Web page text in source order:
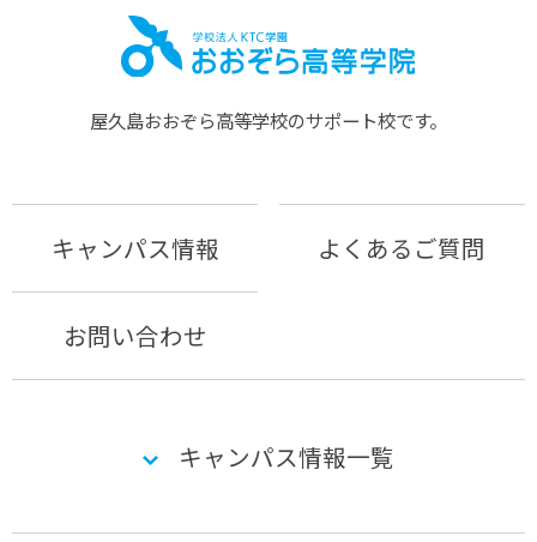
屋久島おおぞら⾼等学校のサポート校です。
キャンパス情報 よくあるご質問
お問い合わせ
キャンパス情報一覧